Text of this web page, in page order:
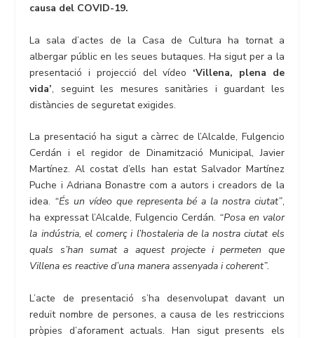
causa del COVID-19.
La sala d’actes de la Casa de Cultura ha tornat a
albergar públic en les seues butaques. Ha sigut per a la
presentació i projecció del vídeo ‘Villena, plena de
vida’, seguint les mesures sanitàries i guardant les
distàncies de seguretat exigides.
La presentació ha sigut a càrrec de l’Alcalde, Fulgencio
Cerdán i el regidor de Dinamització Municipal, Javier
Martínez. Al costat d’ells han estat Salvador Martínez
Puche i Adriana Bonastre com a autors i creadors de la
idea. “És un vídeo que representa bé a la nostra ciutat”,
ha expressat l’Alcalde, Fulgencio Cerdán. “Posa en valor
la indústria, el comerç i l’hostaleria de la nostra ciutat els
quals s’han sumat a aquest projecte i permeten que
Villena es reactive d’una manera assenyada i coherent”.
L’acte de presentació s’ha desenvolupat davant un
reduït nombre de persones, a causa de les restriccions
pròpies d’aforament actuals. Han sigut presents els